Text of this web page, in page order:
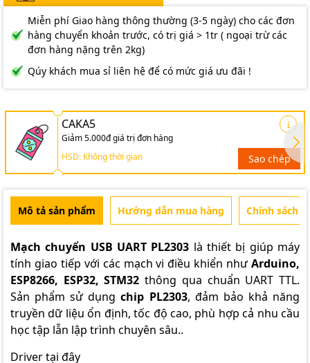
Miễn phí Giao hàng thông thường (3-5 ngày) cho các đơn
hàng chuyển khoản trước, có trị giá > 1tr ( ngoại trừ các
đơn hàng nặng trên 2kg)
Qúy khách mua sỉ liên hệ để có mức giá ưu đãi !
CAKA5
Giảm 5.000đ giá trị đơn hàng
HSD: Không thời gian
Sao chép
Mô tả sản phẩm Hướng dẫn mua hàng Chính sách
Mạch chuyển USB UART PL2303 là thiết bị giúp máy
tính giao tiếp với các mạch vi điều khiển nhưArduino,
ESP8266, ESP32, STM32 thông qua chuẩn UART TTL.
Sản phẩm sử dụngchip PL2303, đảm bảo khả năng
truyền dữ liệu ổn định, tốc độ cao, phù hợp cả nhu cầu
học tập lẫn lập trình chuyên sâu..
Driver tại đây